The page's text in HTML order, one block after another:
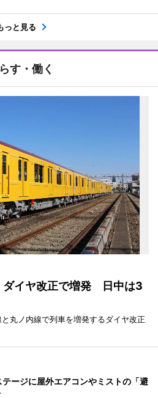
っと見る
す・働く
ダイヤ改正で増発 日中は3
丸ノ内線で列車を増発するダイヤ改正
ージに屋外エアコンやミストの「避